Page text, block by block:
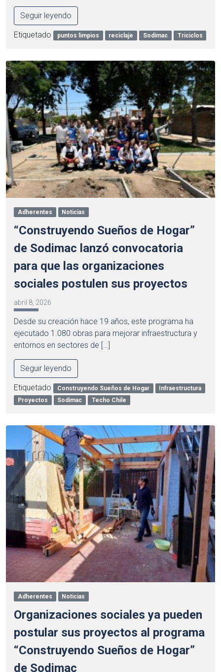
Seguir leyendo
Etiquetado puntos limpios reciclaje Sodimac Triciclos
Adherentes Noticias
“Construyendo Sueños de Hogar”
de Sodimac lanzó convocatoria
para que las organizaciones
sociales postulen sus proyectos
abril 8, 2026
Desde su creación hace 19 años, este programa ha
ejecutado 1.080 obras para mejorar infraestructura y
entornos en sectores de […]
Seguir leyendo
Etiquetado Construyendo Sueños de Hogar
Infraestructura
Proyectos
Sodimac Techo Chile
Adherentes Noticias
Organizaciones sociales ya pueden
postular sus proyectos al programa
“Construyendo Sueños de Hogar”
de Sodimac